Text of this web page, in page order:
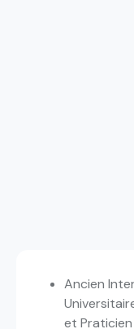
Ancien
et Praticien